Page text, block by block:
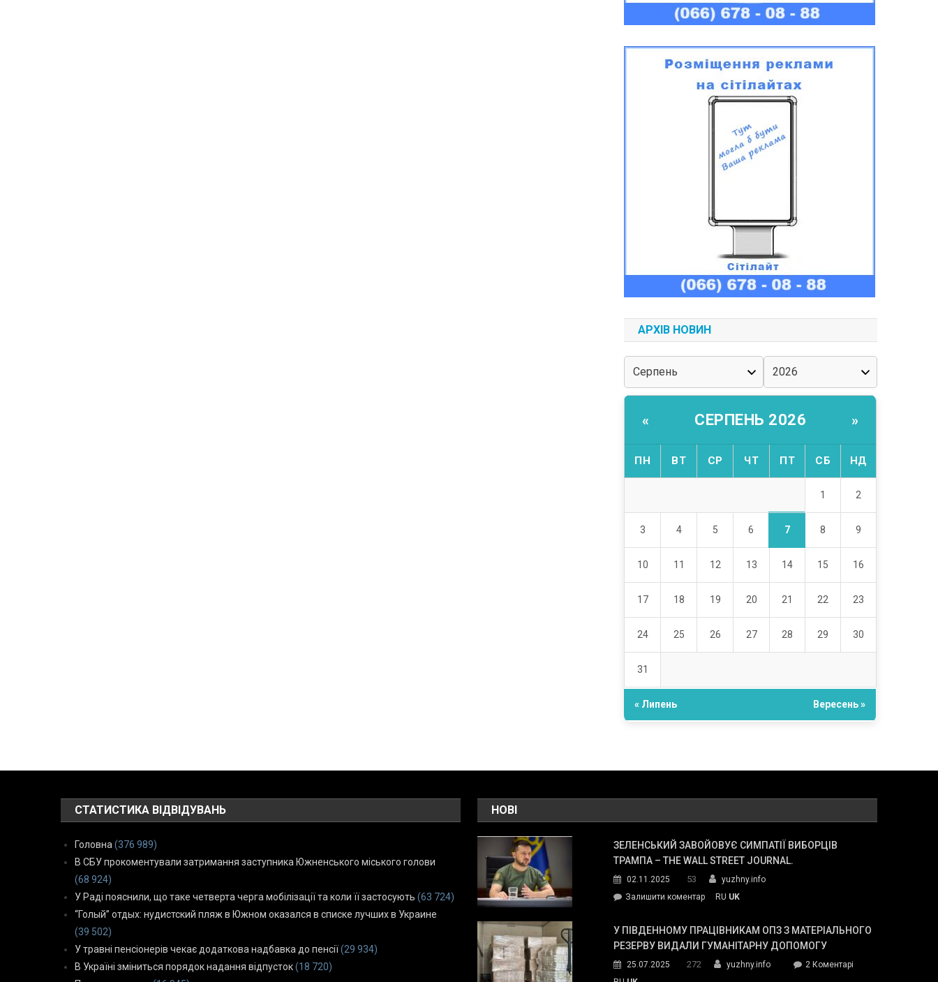
АРХІВ НОВИН
« СЕРПЕНЬ 2026 »
ПН ВТ СР ЧТ ПТ СБ НД
1 2
3 4 5 6 7 8 9
10 11 12 13 14 15 16
17 18 19 20 21 22 23
24 25 26 27 28 29 30
31
« Липень Вересень »
СТАТИСТИКА ВІДВІДУВАНЬ
Головна (376 989)
В СБУ прокоментували затримання заступника Южненського міського голови
(68 924)
У Раді пояснили, що таке четверта черга мобілізації та коли її застосують (63 724)
“Голый” отдых: нудистский пляж в Южном оказался в списке лучших в Украине
(39 502)
У травні пенсіонерів чекає додаткова надбавка до пенсії (29 934)
В Україні зміниться порядок надання відпусток (18 720)
НОВІ
ЗЕЛЕНСЬКИЙ ЗАВОЙОВУЄ СИМПАТІЇ ВИБОРЦІВ
ТРАМПА – THE WALL STREET JOURNAL.
02.11.2025 53
yuzhny.info
Залишити коментарon
завойовує
симпатії
Трампа
RU UK
У ПІВДЕННОМУ ПРАЦІВНИКАМ ОПЗ З МАТЕРІАЛЬНОГО
РЕЗЕРВУ ВИДАЛИ ГУМАНІТАРНУ ДОПОМОГУ
25.07.2025 272 yuzhny.info 2 Коментарідо